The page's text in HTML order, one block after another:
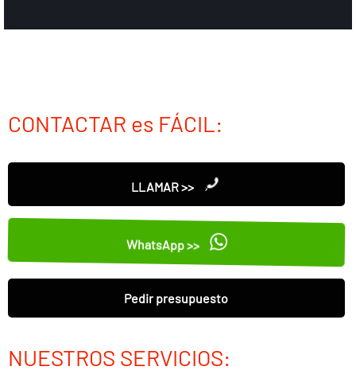
CONTACTAR es FÁCIL:
LLAMAR >>
WhatsApp >>
Pedir presupuesto
NUESTROS SERVICIOS: